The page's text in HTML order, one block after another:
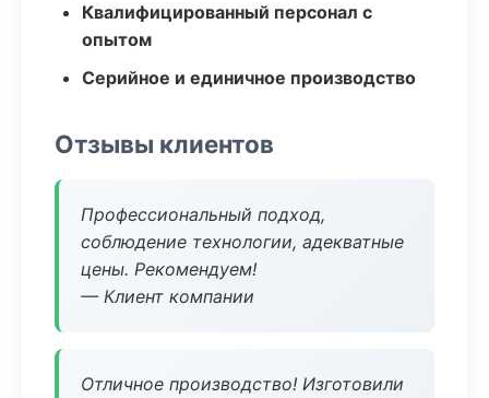
Квалифицированный персонал с
опытом
Серийное и единичное производство
Отзывы клиентов
Профессиональный подход,
соблюдение технологии, адекватные
цены. Рекомендуем!
— Клиент компании
Отличное производство! Изготовили